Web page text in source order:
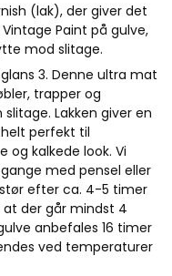
(lak), der giver det
Paint på gulve,
mod slitage.
3. Denne ultra mat
trapper og
Lakken giver en
perfekt til
kalkede look. Vi
med pensel eller
efter ca. 4-5 timer
at der går mindst 4
anbefales 16 timer
ved temperaturer